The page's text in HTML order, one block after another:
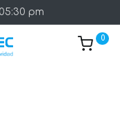
pm
0